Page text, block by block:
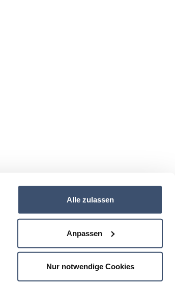
Alle zulassen
Anpassen
Nur notwendige Cookies